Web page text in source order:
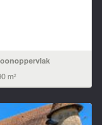
m²